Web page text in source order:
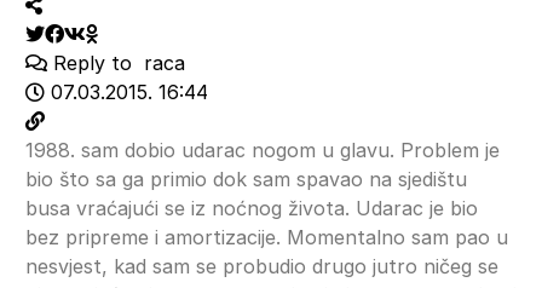
Reply to raca
07.03.2015. 16:44
1988. sam dobio udarac nogom u glavu. Problem je
bio što sa ga primio dok sam spavao na sjedištu
busa vraćajući se iz noćnog života. Udarac je bio
bez pripreme i amortizacije. Momentalno sam pao u
nesvjest, kad sam se probudio drugo jutro ničeg se